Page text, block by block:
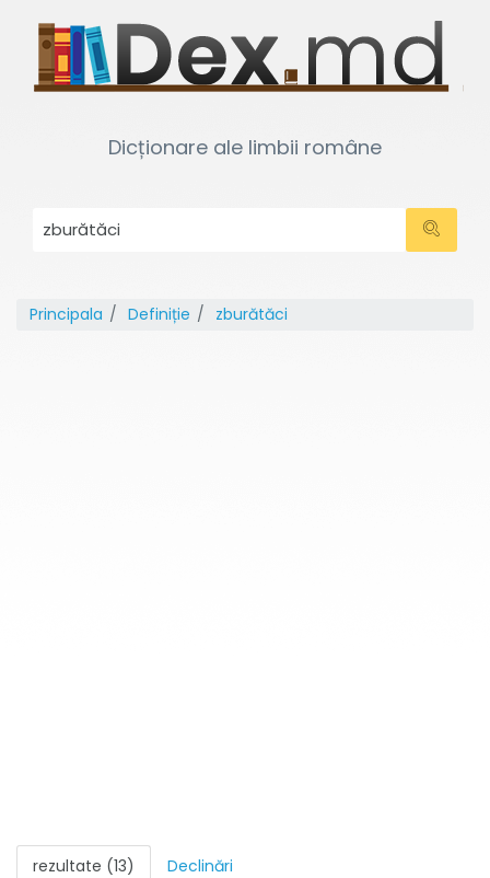
Dicționare ale limbii române
Principala Definiție zburătăci
rezultate (13) Declinări